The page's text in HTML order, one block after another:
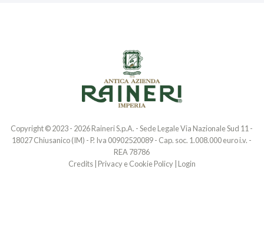
Copyright © 2023 - 2026 Raineri S.p.A. - Sede Legale Via Nazionale Sud 11 -
18027 Chiusanico (IM) - P. Iva 00902520089 - Cap. soc. 1.008.000 euro i.v. -
REA 78786
Credits| Privacy e Cookie Policy| Login